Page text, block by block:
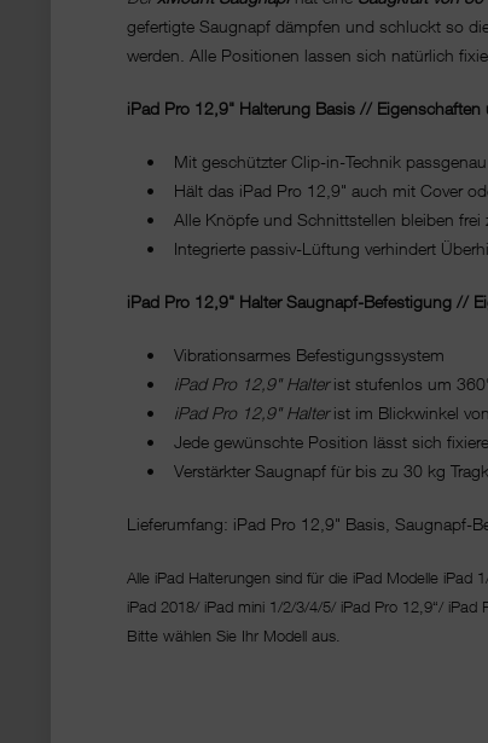
gefertigte Saugnapf dämpfen und schluckt so
werden. Alle Positionen lassen sich natürlich
iPad Pro 12,9" Halterung Basis // Eigenschaften
• Mit geschützter Clip-in-Technik passgenau
• Hält das iPad Pro 12,9" auch mit Cover
• Alle Knöpfe und Schnittstellen bleiben frei
• Integrierte passiv-Lüftung verhindert
iPad Pro 12,9" Halter Saugnapf-Befestigung //
• Vibrationsarmes Befestigungssystem
• iPad Pro 12,9" Halterist stufenlos um
• iPad Pro 12,9" Halterist im Blickwinkel
• Jede gewünschte Position lässt sich
• Verstärkter Saugnapf für bis zu 30 kg
Lieferumfang: iPad Pro 12,9" Basis, Saugnapf-
Alle iPad Halterungen sind für die iPad Modelle iPad
iPad 2018/ iPad mini 1/2/3/4/5/ iPad Pro 12,9“/ iPad
Bitte wählen Sie Ihr Modell aus.